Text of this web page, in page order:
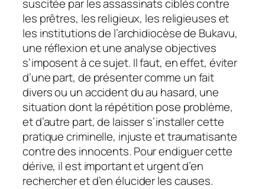
suscitée par les assassinats ciblés contre
les prêtres, les religieux, les religieuses et
les institutions de l’archidiocèse de Bukavu,
une réflexion et une analyse objectives
s’imposent à ce sujet. Il faut, en effet, éviter
d’une part, de présenter comme un fait
divers ou un accident du au hasard, une
situation dont la répétition pose problème,
et d’autre part, de laisser s’installer cette
pratique criminelle, injuste et traumatisante
contre des innocents. Pour endiguer cette
dérive, il est important et urgent d’en
rechercher et d’en élucider les causes.